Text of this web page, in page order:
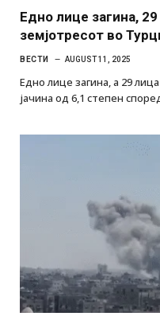
Едно лице загина,
земјотресот во
ВЕСТИ AUGUST 11, 2025
Едно лице загина, а 29
јачина од 6,1 степен